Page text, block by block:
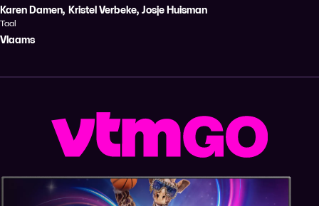
Karen Damen, Kristel Verbeke, Josje Huisman
Taal
Vlaams